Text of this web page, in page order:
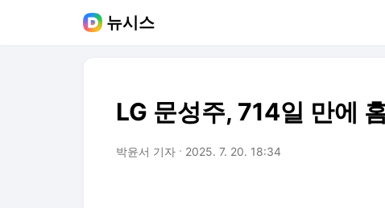
뉴시스
LG 문성주, 714일 만에
박윤서 기자 2025. 7. 20. 18:34